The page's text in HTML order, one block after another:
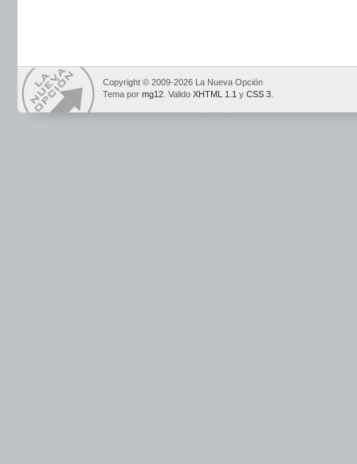
Copyright © 2009-2026 La Nueva Opción
Tema por mg12 . Valido XHTML 1.1 y CSS 3